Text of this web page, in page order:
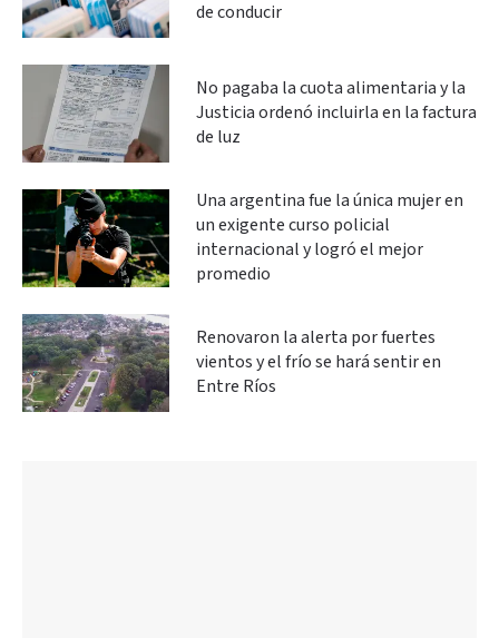
de conducir
No pagaba la cuota alimentaria y la
Justicia ordenó incluirla en la factura
de luz
Una argentina fue la única mujer en
un exigente curso policial
internacional y logró el mejor
promedio
Renovaron la alerta por fuertes
vientos y el frío se hará sentir en
Entre Ríos